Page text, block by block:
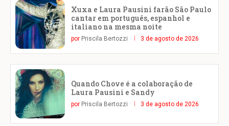
Xuxa e Laura Pausini farão São Paulo
cantar em português, espanhol e
italiano na mesma noite
por Priscila Bertozzi 3 de agosto de 2026
Quando Chove é a colaboração de
Laura Pausini e Sandy
por Priscila Bertozzi 3 de agosto de 2026